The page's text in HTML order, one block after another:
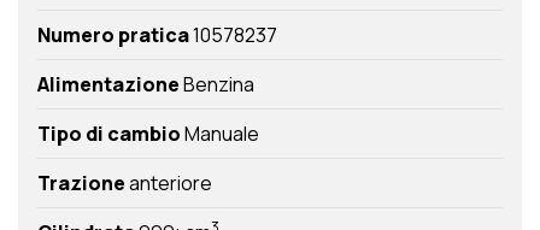
Numero pratica10578237
AlimentazioneBenzina
Tipo di cambioManuale
Trazioneanteriore